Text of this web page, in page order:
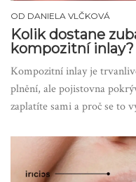
OD DANIELA VLČKOVÁ
Kolik dostane
kompozitní inlay?
Kompozitní inlay je
plnění, ale pojistovna
zaplatíte sami a proč se to